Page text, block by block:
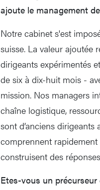
ajoute le management
Notre cabinet s'est
suisse. La valeur ajoutée
dirigeants expérimentés
de six à dix-huit mois -
mission. Nos managers
chaîne logistique,
sont d’anciens dirigeants
comprennent
construisent des
Etes-vous un